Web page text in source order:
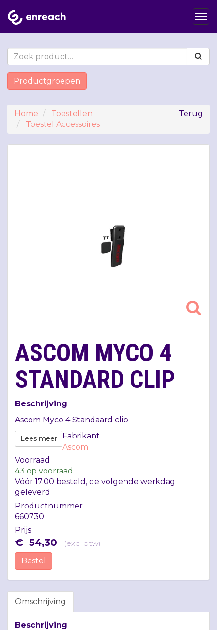
Productgroepen
Terug
Home
Toestellen
Toestel Accessoires
ASCOM MYCO 4
STANDARD CLIP
Beschrijving
Ascom Myco 4 Standaard clip
Lees meer
Fabrikant
Ascom
Voorraad
43 op voorraad
Vóór 17.00 besteld, de volgende werkdag
geleverd
Productnummer
660730
Prijs
€ 54,30 (excl.btw)
Bestel
Omschrijving
Beschrijving